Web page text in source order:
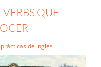
QUE
de inglés